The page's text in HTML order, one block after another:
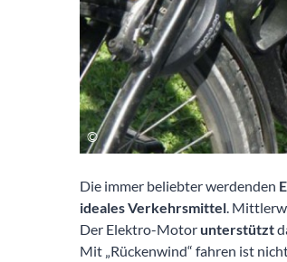
Die immer beliebter werdenden
ideales Verkehrsmittel.
Der Elektro-Motor unterstützt
Mit „Rückenwind“ fahren ist